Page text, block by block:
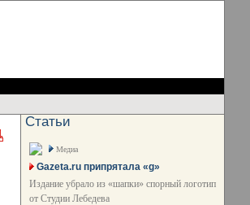
Статьи
Медиа
Gazeta.ru припрятала «g»
Издание убрало из «шапки» спорный логотип
от Студии Лебедева